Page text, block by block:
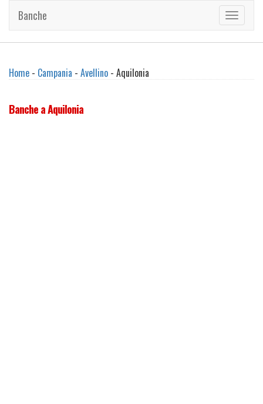
Toggle
Banche
Home - Campania - Avellino - Aquilonia
Banche a Aquilonia